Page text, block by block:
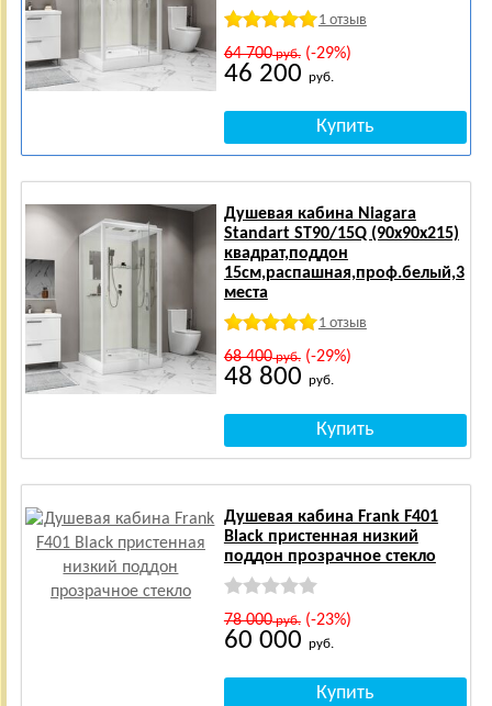
1 отзыв
64 700руб.(-29%)
46 200 руб.
Душевая кабина Niagara
Standart ST90/15Q (90х90х215)
квадрат,поддон
15см,распашная,проф.белый,3
места
1 отзыв
68 400руб.(-29%)
48 800 руб.
Душевая кабина Frank F401
Black пристенная низкий
поддон прозрачное стекло
78 000руб.(-23%)
60 000 руб.